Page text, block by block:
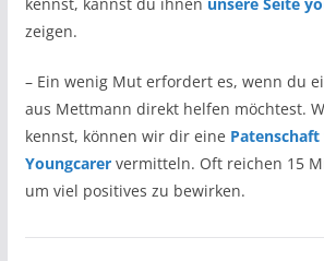
zeigen.
– Ein wenig Mut erfordert es, wenn du
aus Mettmann direkt helfen möchtest.
kennst, können wir dir eine
Youngcarervermitteln. Oft reichen 15
um viel positives zu bewirken.